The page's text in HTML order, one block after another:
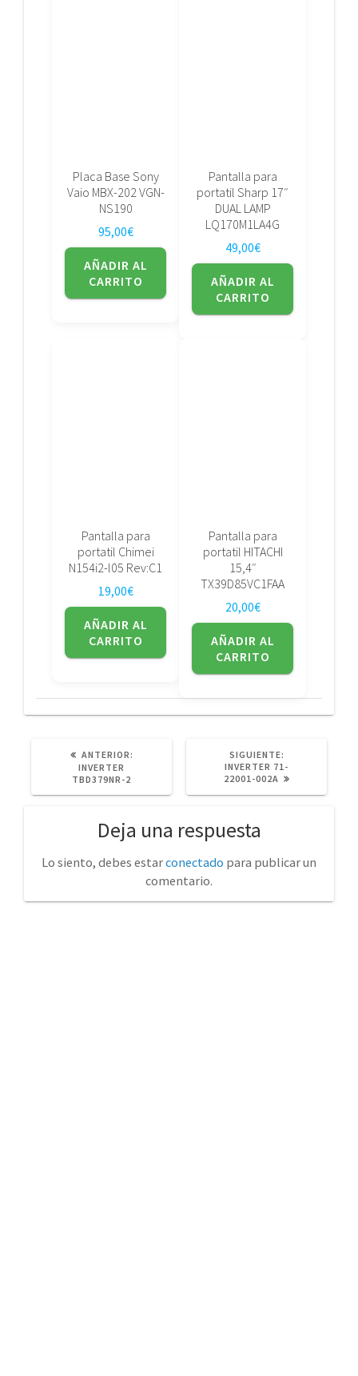
Placa Base Sony
Vaio MBX-202 VGN-
NS190
95,00€
AÑADIR AL
CARRITO
Pantalla para
portatil Sharp 17″
DUAL LAMP
LQ170M1LA4G
49,00€
AÑADIR AL
CARRITO
Pantalla para
portatil Chimei
N154i2-l05 Rev:C1
19,00€
AÑADIR AL
CARRITO
Pantalla para
portatil HITACHI
15,4″
TX39D85VC1FAA
20,00€
AÑADIR AL
CARRITO
ANTERIOR:
INVERTER
TBD379NR-2
SIGUIENTE:
POST:
INVERTER 71-
22001-002A
Deja una respuesta
Lo siento, debes estarconectado para publicar un
comentario.